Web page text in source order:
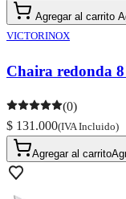
Agregar al carrito
VICTORINOX
Chaira redonda
(0)
$ 131.000(IVA Incluido)
Agregar al carrito